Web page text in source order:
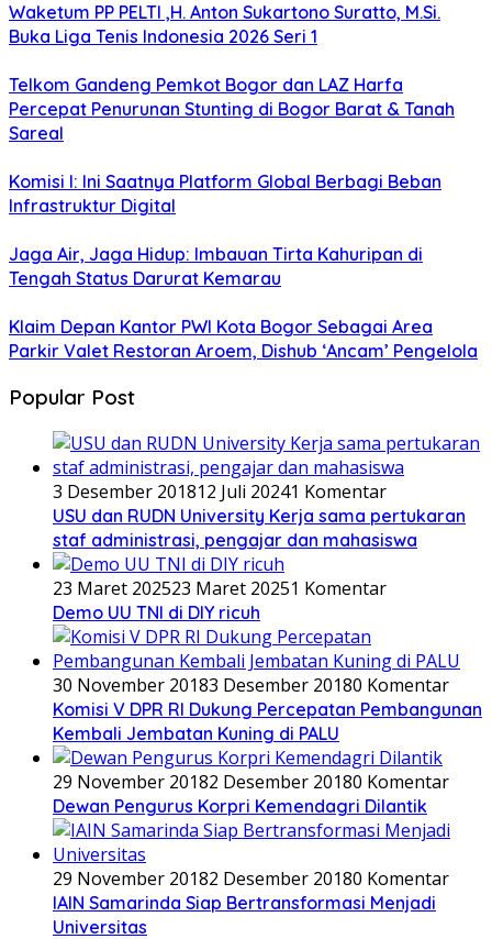
Waketum PP PELTI ,H. Anton Sukartono Suratto, M.Si.
Buka Liga Tenis Indonesia 2026 Seri 1
Telkom Gandeng Pemkot Bogor dan LAZ Harfa
Percepat Penurunan Stunting di Bogor Barat & Tanah
Sareal
Komisi I: Ini Saatnya Platform Global Berbagi Beban
Infrastruktur Digital
Jaga Air, Jaga Hidup: Imbauan Tirta Kahuripan di
Tengah Status Darurat Kemarau
Klaim Depan Kantor PWI Kota Bogor Sebagai Area
Parkir Valet Restoran Aroem, Dishub ‘Ancam’ Pengelola
Popular Post
3 Desember 201812 Juli 20241 Komentar
USU dan RUDN University Kerja sama pertukaran
staf administrasi, pengajar dan mahasiswa
23 Maret 202523 Maret 20251 Komentar
Demo UU TNI di DIY ricuh
30 November 20183 Desember 20180 Komentar
Komisi V DPR RI Dukung Percepatan Pembangunan
Kembali Jembatan Kuning di PALU
29 November 20182 Desember 20180 Komentar
Dewan Pengurus Korpri Kemendagri Dilantik
29 November 20182 Desember 20180 Komentar
IAIN Samarinda Siap Bertransformasi Menjadi
Universitas